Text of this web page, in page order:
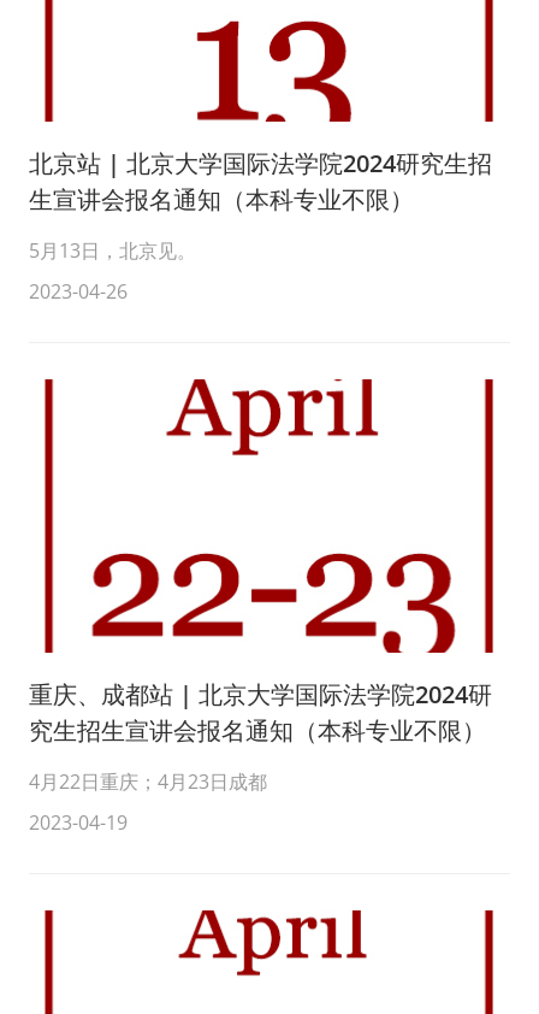
北京站 | 北京大学国际法学院2024研究生招
生宣讲会报名通知（本科专业不限）
5月13日，北京见。
2023-04-26
重庆、成都站 | 北京大学国际法学院2024研
究生招生宣讲会报名通知（本科专业不限）
4月22日重庆；4月23日成都
2023-04-19